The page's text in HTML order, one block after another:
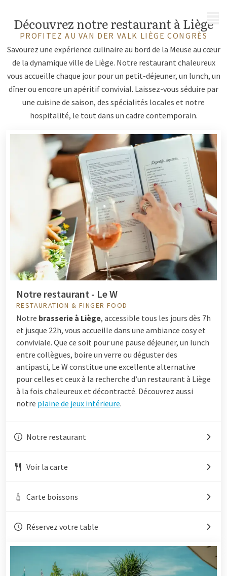
Découvrez notre restaurant à Liège
PROFITEZ AU VAN DER VALK LIÈGE CONGRÈS
Savourez une expérience culinaire au bord de la Meuse au cœur
de la dynamique ville de Liège. Notre restaurant chaleureux
vous accueille chaque jour pour un petit-déjeuner, un lunch, un
dîner ou encore un apéritif convivial. Laissez-vous séduire par
une cuisine de saison, des spécialités locales et notre
hospitalité, le tout dans un cadre contemporain.
Notre restaurant - Le W
RESTAURATION & FINGER FOOD
Notre brasserie à Liège, accessible tous les jours dès 7h
et jusque 22h, vous accueille dans une ambiance cosy et
conviviale. Que ce soit pour une pause déjeuner, un lunch
entre collègues, boire un verre ou déguster des
antipasti, Le W constitue une excellente alternative
pour celles et ceux à la recherche d’un restaurant à Liège
à la fois chaleureux et décontracté. Découvrez aussi
notre plaine de jeux intérieure.
Notre restaurant
Voir la carte
Carte boissons
Réservez votre table